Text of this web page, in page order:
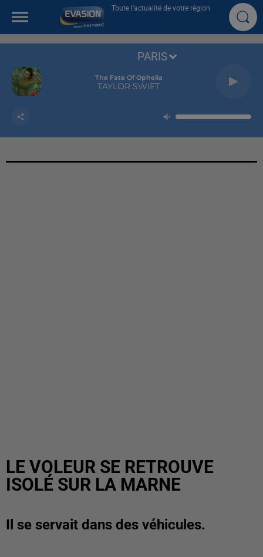
Toute l'actualité de votre région
The Fate Of Ophelia
TAYLOR SWIFT
PARIS
LE VOLEUR SE RETROUVE
ISOLÉ SUR LA MARNE
Il se servait dans des véhicules.